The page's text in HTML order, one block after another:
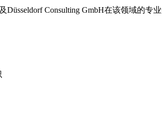
Consulting GmbH在该领域的